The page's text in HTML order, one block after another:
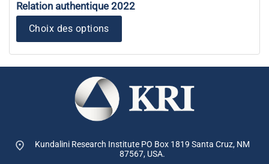
Relation authentique 2022
Choix des options
a
variations.
du
Kundalini Research Institute PO Box 1819 Santa Cruz, NM
87567, USA.